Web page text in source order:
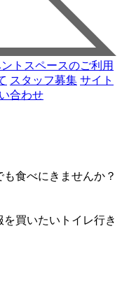
トスペースのご利用
スタッフ募集 サイト
合わせ
食べにきませんか？
を買いたい トイレ行き